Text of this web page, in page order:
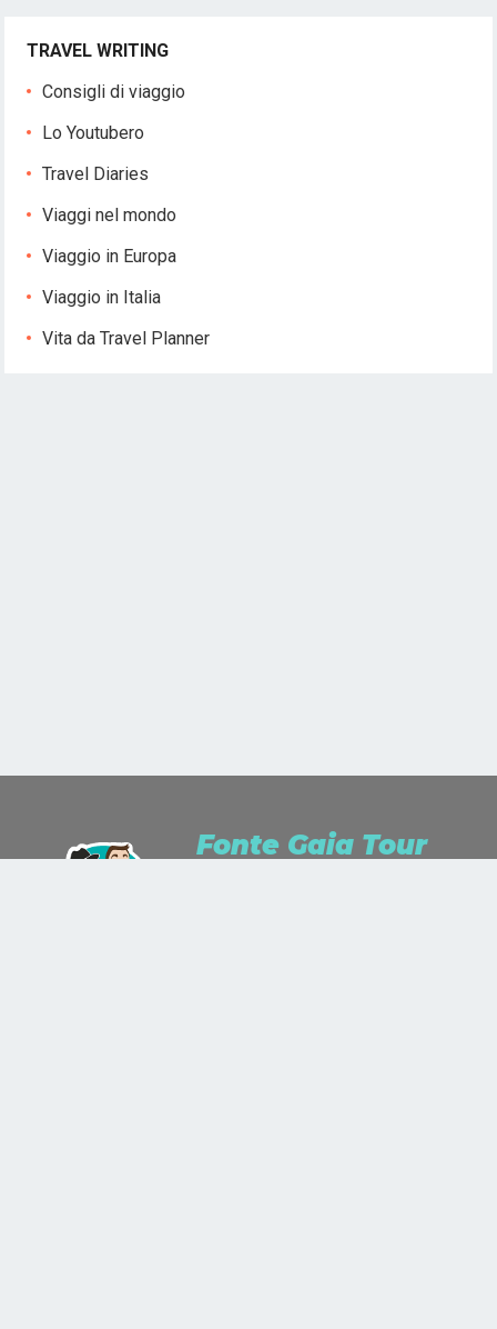
TRAVEL WRITING
Consigli di viaggio
Lo Youtubero
Travel Diaries
Viaggi nel mondo
Viaggio in Europa
Viaggio in Italia
Vita da Travel Planner
Fonte Gaia Tour